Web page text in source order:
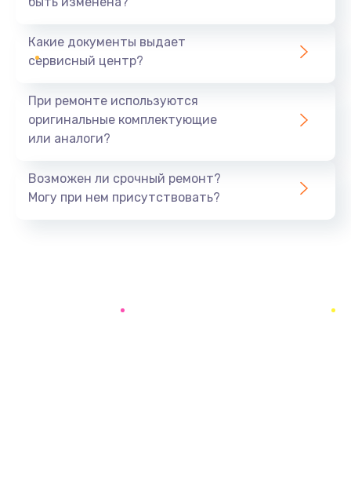
Ремонт южного моста
Замена батарейки BIOS
Заказать
Какие документы выдает
сервисный центр?
При ремонте используются
оригинальные комплектующие
или аналоги?
Возможен ли срочный ремонт?
Могу при нем присутствовать?